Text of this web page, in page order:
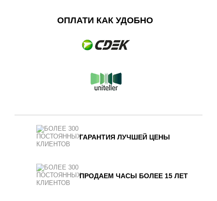
ОПЛАТИ КАК УДОБНО
ГАРАНТИЯ ЛУЧШЕЙ ЦЕНЫ
ПРОДАЕМ ЧАСЫ БОЛЕЕ 15 ЛЕТ